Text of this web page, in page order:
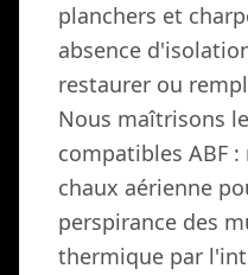
planchers et
absence
restaurer ou
Nous maîtrisons
compatibles ABF
chaux aérienne
perspirance des
thermique par